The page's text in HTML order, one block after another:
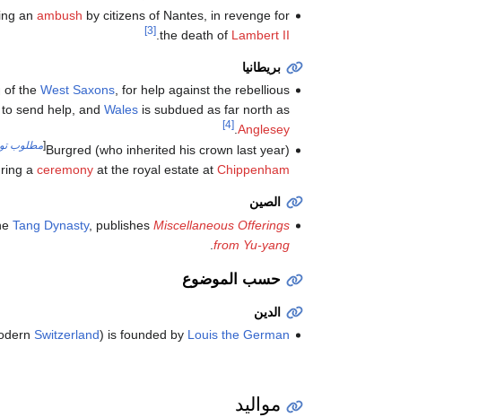
an ambush by citizens of Nantes, in revenge for
the death of Lambert II
.
[3]
بريطانيا
of the West Saxons, for help against the rebellious
send help, and Walesis subdued as far north as
Anglesey
.
[4]
Burgred (who inherited his crown last year)
[مطلوب
a ceremonyat the royal estate at Chippenham
الصين
Tang Dynasty, publishes Miscellaneous Offerings
from Yu-yang
حسب الموضوع
الدين
Switzerland) is founded by Louis the German
مواليد